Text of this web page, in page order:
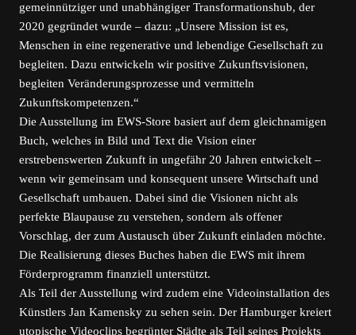
gemeinnütziger und unabhängiger Transformationshub, der
2020 gegründet wurde – dazu: „Unsere Mission ist es,
Menschen in eine regenerative und lebendige Gesellschaft zu
begleiten. Dazu entwickeln wir positive Zukunftsvisionen,
begleiten Veränderungsprozesse und vermitteln
Zukunftskompetenzen.“
Die Ausstellung im EWS-Store basiert auf dem gleichnamigen
Buch, welches in Bild und Text die Vision einer
erstrebenswerten Zukunft in ungefähr 20 Jahren entwickelt –
wenn wir gemeinsam und konsequent unsere Wirtschaft und
Gesellschaft umbauen. Dabei sind die Visionen nicht als
perfekte Blaupause zu verstehen, sondern als offener
Vorschlag, der zum Austausch über Zukunft einladen möchte.
Die Realisierung dieses Buches haben die EWS mit ihrem
Förderprogramm finanziell unterstützt.
Als Teil der Ausstellung wird zudem eine Videoinstallation des
Künstlers Jan Kamensky zu sehen sein. Der Hamburger kreiert
utopische Videoclips begrünter Städte als Teil seines Projekts